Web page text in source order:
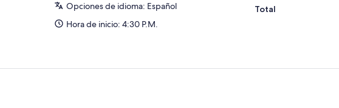
Opciones de idioma: Español
Hora de inicio: 4:30 P.M.
Total